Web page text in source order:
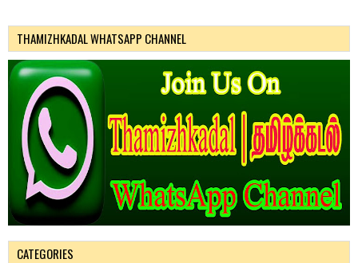
THAMIZHKADAL WHATSAPP CHANNEL
CATEGORIES